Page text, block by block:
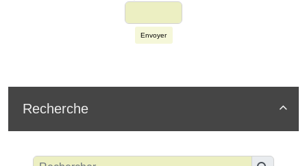
Envoyer

Recherche